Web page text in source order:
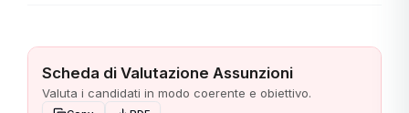
Scheda di Valutazione Assunzioni
Valuta i candidati in modo coerente e obiettivo.